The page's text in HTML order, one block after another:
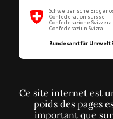
Schweizerische
Confédération suisse
Confederazione Svizzera
Confederaziun Svizra
Bundesamt für Umwelt
Ce site internet est
poids des pages
important que